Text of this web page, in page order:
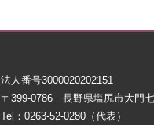
法人番号3000020202151
〒399-0786 長野県塩尻市大門
Tel：0263-52-0280（代表）